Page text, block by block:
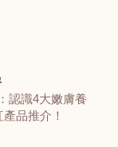
，也存在一定
險有哪些？這就
以及潛在風險
認識4大嫩膚養
品推介！